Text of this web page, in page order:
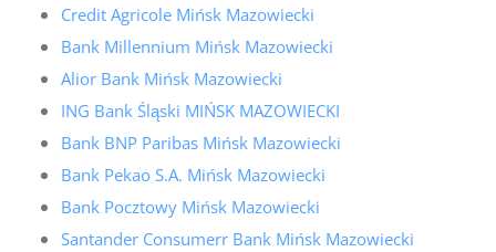
Credit Agricole Mińsk Mazowiecki
Bank Millennium Mińsk Mazowiecki
Alior Bank Mińsk Mazowiecki
ING Bank Śląski MIŃSK MAZOWIECKI
Bank BNP Paribas Mińsk Mazowiecki
Bank Pekao S.A. Mińsk Mazowiecki
Bank Pocztowy Mińsk Mazowiecki
Santander Consumerr Bank Mińsk Mazowiecki